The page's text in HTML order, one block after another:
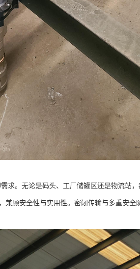
求。无论是码头、工厂储罐区还是物流站，
兼顾安全性与实用性。密闭传输与多重安全